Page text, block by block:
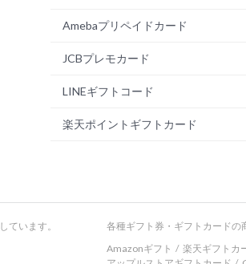
Amebaプリペイドカード
JCBプレモカード
LINEギフトコード
楽天ポイントギフトカード
ています。
各種ギフト券・ギフトカードの
Amazonギフト
楽天ギフトカ